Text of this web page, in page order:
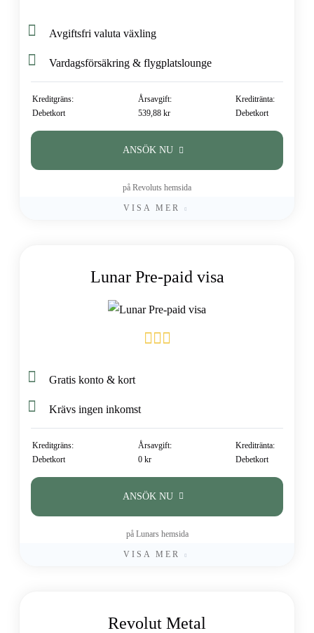
Avgiftsfri valuta växling
Vardagsförsäkring & flygplatslounge
Kreditgräns:
Debetkort
Årsavgift:
539,88 kr
Kreditränta:
Debetkort
ANSÖK NU
på Revoluts hemsida
VISA MER
Lunar Pre-paid visa
Gratis konto & kort
Krävs ingen inkomst
Kreditgräns:
Debetkort
Årsavgift:
0 kr
Kreditränta:
Debetkort
ANSÖK NU
på Lunars hemsida
VISA MER
Revolut Metal